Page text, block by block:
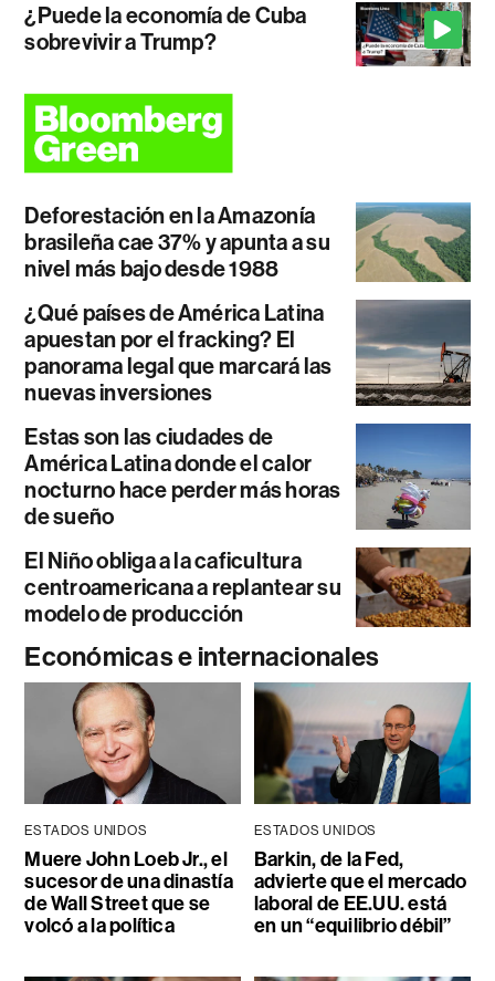
¿Puede la economía de Cuba
sobrevivir a Trump?
Deforestación en la Amazonía
brasileña cae 37% y apunta a su
nivel más bajo desde 1988
¿Qué países de América Latina
apuestan por el fracking? El
panorama legal que marcará las
nuevas inversiones
Estas son las ciudades de
América Latina donde el calor
nocturno hace perder más horas
de sueño
El Niño obliga a la caficultura
centroamericana a replantear su
modelo de producción
Económicas e internacionales
ESTADOS UNIDOS
Muere John Loeb Jr., el
sucesor de una dinastía
de Wall Street que se
volcó a la política
ESTADOS UNIDOS
Barkin, de la Fed,
advierte que el mercado
laboral de EE.UU. está
en un “equilibrio débil”